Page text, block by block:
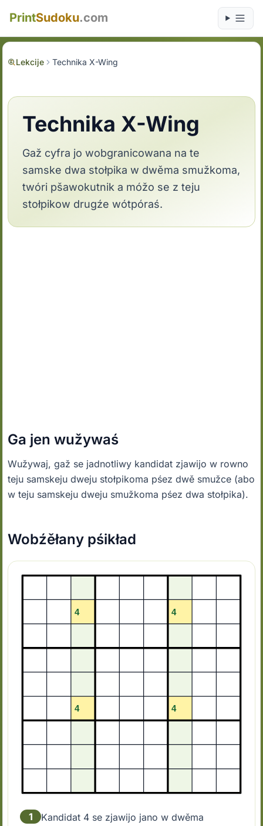
PrintSudoku.com
Lekcije Technika X-Wing
Technika X-Wing
Gaž cyfra jo wobgranicowana na te
samske dwa stołpika w dwěma smužkoma,
twóri pšawokutnik a móžo se z teju
stołpikow drugźe wótpóraś.
Ga jen wužywaś
Wužywaj, gaž se jadnotliwy kandidat zjawijo w rowno
teju samskeju dweju stołpikoma pśez dwě smužce (abo
w teju samskeju dweju smužkoma pśez dwa stołpika).
Wobźěłany pśikład
1
Kandidat 4 se zjawijo jano w dwěma